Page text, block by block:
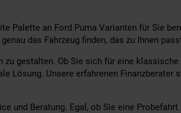
Palette an Ford Puma Varianten für Sie
das Fahrzeug finden, das zu Ihnen
gestalten. Ob Sie sich für eine klassische
Lösung. Unsere erfahrenen Finanzberater
und Beratung. Egal, ob Sie eine